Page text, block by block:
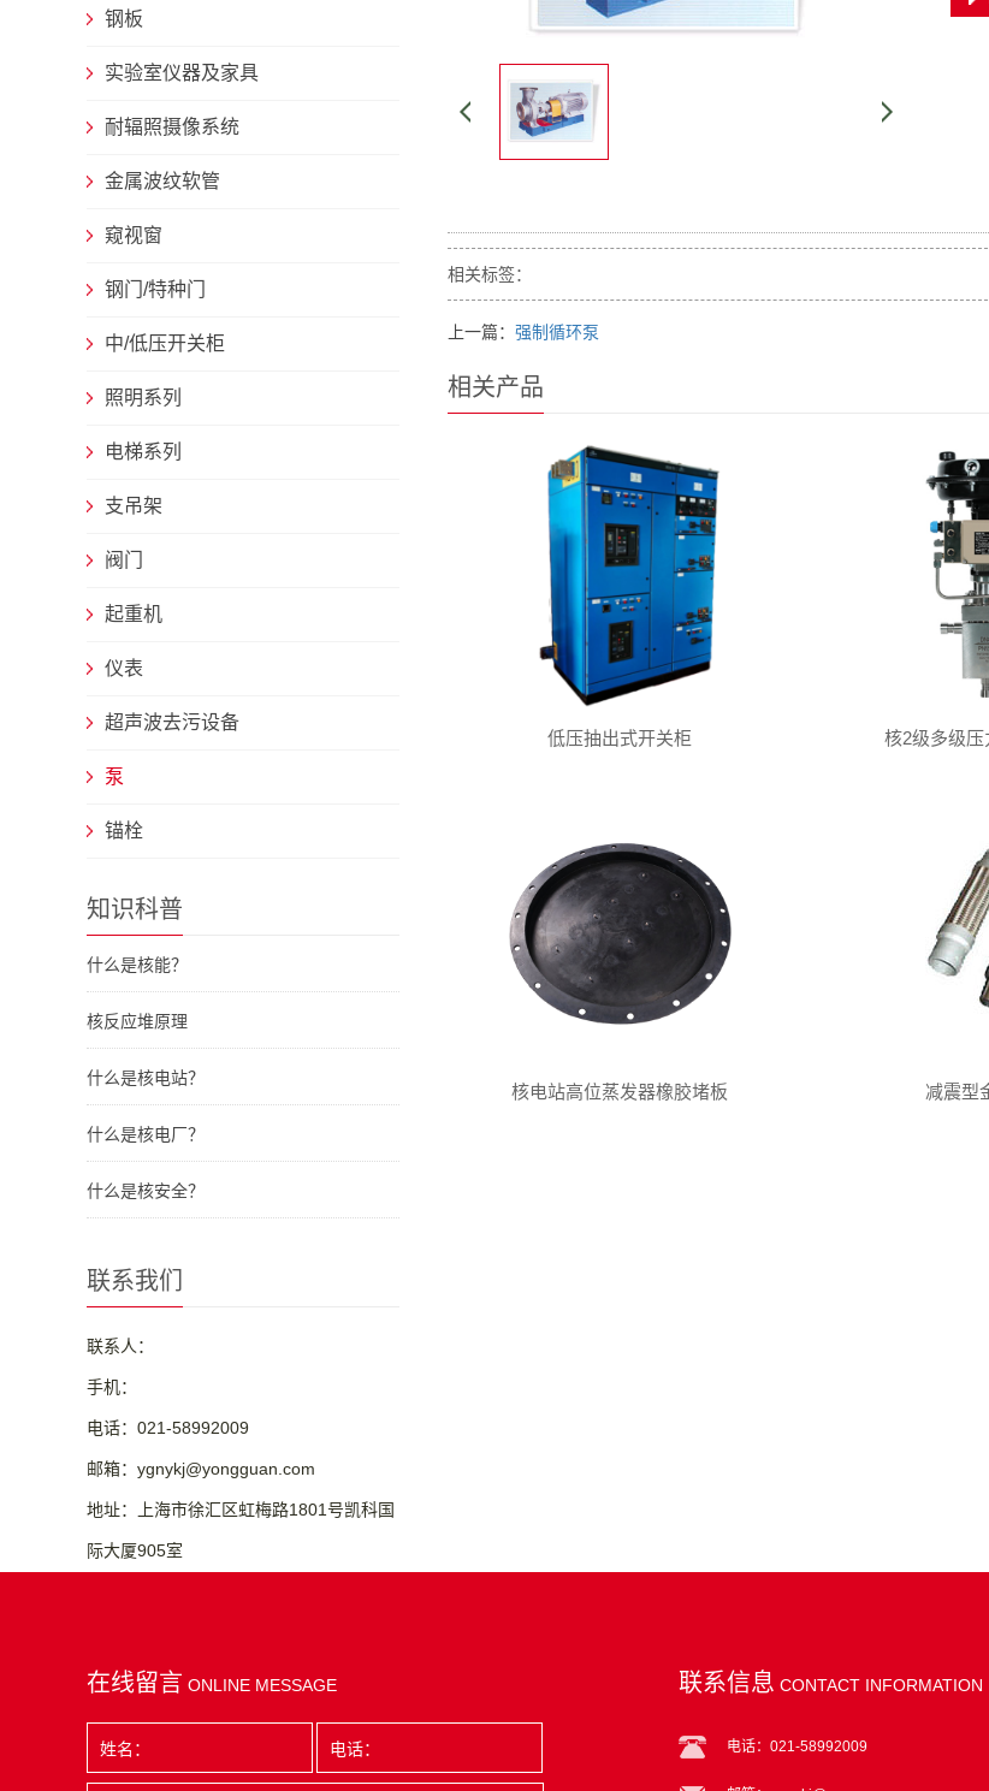
钢板
实验室仪器及家具
耐辐照摄像系统
金属波纹软管
窥视窗
钢门/特种门
中/低压开关柜
照明系列
电梯系列
支吊架
阀门
起重机
仪表
超声波去污设备
泵
锚栓
知识科普
什么是核能？
核反应堆原理
什么是核电站？
什么是核电厂？
什么是核安全？
联系我们
联系人：
手机：
电话：021-58992009
邮箱：ygnykj@yongguan.com
地址：上海市徐汇区虹梅路1801号凯科国
际大厦905室
相关标签：
上一篇： 强制循环泵
相关产品
低压抽出式开关柜 核2级多级压
核电站高位蒸发器橡胶堵板 减震型
在线留言 ONLINE MESSAGE 联系信息 CONTACT INFORMATION
电话：021-58992009